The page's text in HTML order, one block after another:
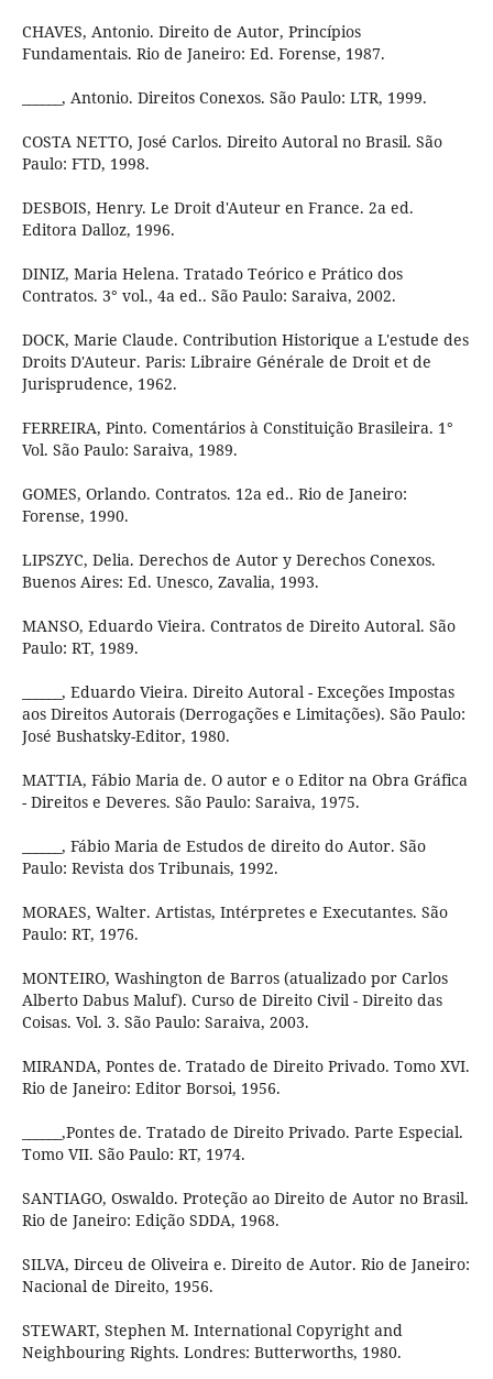
CHAVES, Antonio. Direito de Autor, Princípios
Fundamentais. Rio de Janeiro: Ed. Forense, 1987.
______, Antonio. Direitos Conexos. São Paulo: LTR, 1999.
COSTA NETTO, José Carlos. Direito Autoral no Brasil. São
Paulo: FTD, 1998.
DESBOIS, Henry. Le Droit d'Auteur en France. 2a ed.
Editora Dalloz, 1996.
DINIZ, Maria Helena. Tratado Teórico e Prático dos
Contratos. 3° vol., 4a ed.. São Paulo: Saraiva, 2002.
DOCK, Marie Claude. Contribution Historique a L'estude des
Droits D'Auteur. Paris: Libraire Générale de Droit et de
Jurisprudence, 1962.
FERREIRA, Pinto. Comentários à Constituição Brasileira. 1°
Vol. São Paulo: Saraiva, 1989.
GOMES, Orlando. Contratos. 12a ed.. Rio de Janeiro:
Forense, 1990.
LIPSZYC, Delia. Derechos de Autor y Derechos Conexos.
Buenos Aires: Ed. Unesco, Zavalia, 1993.
MANSO, Eduardo Vieira. Contratos de Direito Autoral. São
Paulo: RT, 1989.
______, Eduardo Vieira. Direito Autoral - Exceções Impostas
aos Direitos Autorais (Derrogações e Limitações). São Paulo:
José Bushatsky-Editor, 1980.
MATTIA, Fábio Maria de. O autor e o Editor na Obra Gráfica
- Direitos e Deveres. São Paulo: Saraiva, 1975.
______, Fábio Maria de Estudos de direito do Autor. São
Paulo: Revista dos Tribunais, 1992.
MORAES, Walter. Artistas, Intérpretes e Executantes. São
Paulo: RT, 1976.
MONTEIRO, Washington de Barros (atualizado por Carlos
Alberto Dabus Maluf). Curso de Direito Civil - Direito das
Coisas. Vol. 3. São Paulo: Saraiva, 2003.
MIRANDA, Pontes de. Tratado de Direito Privado. Tomo XVI.
Rio de Janeiro: Editor Borsoi, 1956.
______,Pontes de. Tratado de Direito Privado. Parte Especial.
Tomo VII. São Paulo: RT, 1974.
SANTIAGO, Oswaldo. Proteção ao Direito de Autor no Brasil.
Rio de Janeiro: Edição SDDA, 1968.
SILVA, Dirceu de Oliveira e. Direito de Autor. Rio de Janeiro:
Nacional de Direito, 1956.
STEWART, Stephen M. International Copyright and
Neighbouring Rights. Londres: Butterworths, 1980.